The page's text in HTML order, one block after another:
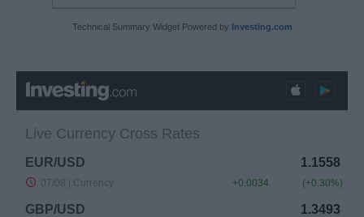
Technical Summary Widget Powered by Investing.com